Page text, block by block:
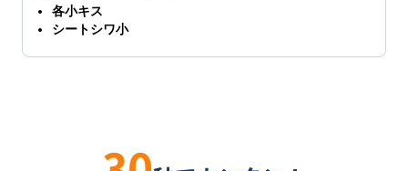
各小キス
シートシワ小